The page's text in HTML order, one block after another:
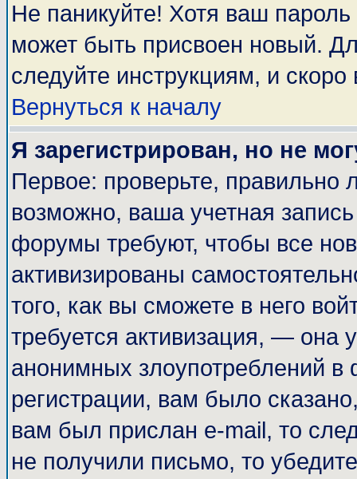
Не паникуйте! Хотя ваш
может быть присвоен новый.
следуйте инструкциям, и
Вернуться к началу
Я зарегистрирован, но не
Первое: проверьте, правильно
возможно, ваша учетная
форумы требуют, чтобы все
активизированы
того, как вы сможете в него
требуется активизация, — она
анонимных злоупотреблений
регистрации, вам было
вам был прислан e-mail, то
не получили письмо, то